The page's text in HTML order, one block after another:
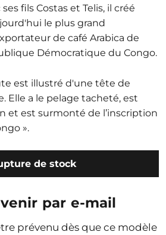
fils Costas et Telis, il créé
le plus grand
de café Arabica de
Démocratique du Congo.
est illustré d'une tête de
Elle a le pelage tacheté, est
et est surmonté de l’inscription
».
de stock
par e-mail
prévenu dès que ce modèle